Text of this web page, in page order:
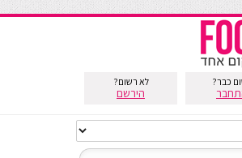
כבר? לא רשום?
הירשם